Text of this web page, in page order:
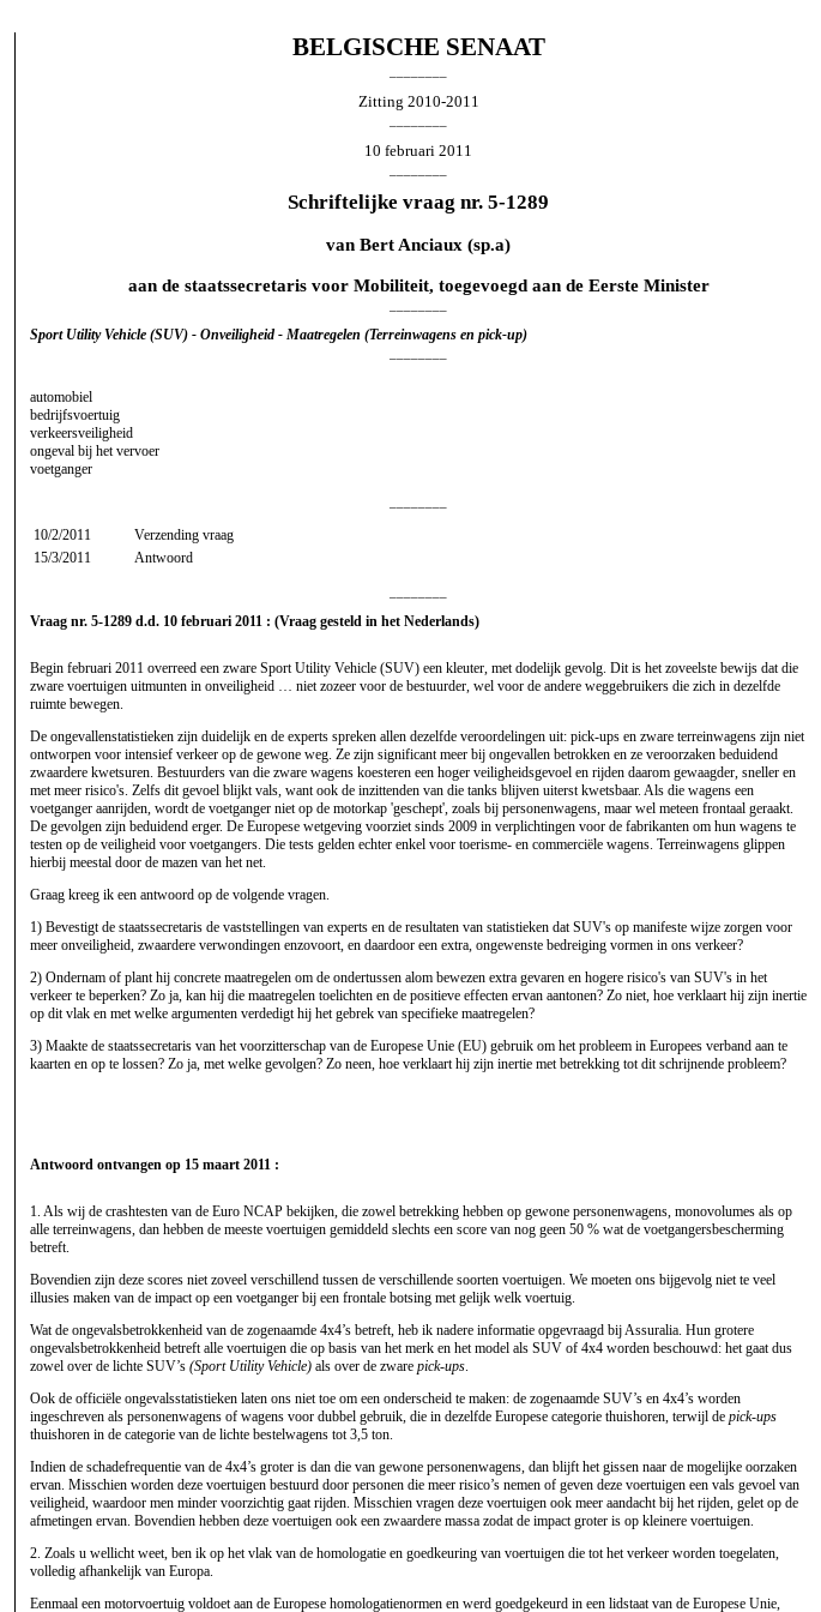
BELGISCHE SENAAT
Zitting 2010-2011
10 februari 2011
Schriftelijke vraag nr. 5-1289
van Bert Anciaux (sp.a)
aan de staatssecretaris voor Mobiliteit, toegevoegd aan de Eerste Minister
Sport Utility Vehicle (SUV) - Onveiligheid - Maatregelen (Terreinwagens en pick-up)
automobiel
bedrijfsvoertuig
verkeersveiligheid
ongeval bij het vervoer
voetganger
10/2/2011
Verzending vraag
15/3/2011
Antwoord
Vraag nr. 5-1289 d.d. 10 februari 2011 : (Vraag gesteld in het Nederlands)
Begin februari 2011 overreed een zware Sport Utility Vehicle (SUV) een kleuter, met dodelijk gevolg. Dit is het zoveelste bewijs dat die
zware voertuigen uitmunten in onveiligheid … niet zozeer voor de bestuurder, wel voor de andere weggebruikers die zich in dezelfde
ruimte bewegen.
De ongevallenstatistieken zijn duidelijk en de experts spreken allen dezelfde veroordelingen uit: pick-ups en zware terreinwagens zijn niet
ontworpen voor intensief verkeer op de gewone weg. Ze zijn significant meer bij ongevallen betrokken en ze veroorzaken beduidend
zwaardere kwetsuren. Bestuurders van die zware wagens koesteren een hoger veiligheidsgevoel en rijden daarom gewaagder, sneller en
met meer risico's. Zelfs dit gevoel blijkt vals, want ook de inzittenden van die tanks blijven uiterst kwetsbaar. Als die wagens een
voetganger aanrijden, wordt de voetganger niet op de motorkap 'geschept', zoals bij personenwagens, maar wel meteen frontaal geraakt.
De gevolgen zijn beduidend erger. De Europese wetgeving voorziet sinds 2009 in verplichtingen voor de fabrikanten om hun wagens te
testen op de veiligheid voor voetgangers. Die tests gelden echter enkel voor toerisme- en commerciële wagens. Terreinwagens glippen
hierbij meestal door de mazen van het net.
Graag kreeg ik een antwoord op de volgende vragen.
1) Bevestigt de staatssecretaris de vaststellingen van experts en de resultaten van statistieken dat SUV's op manifeste wijze zorgen voor
meer onveiligheid, zwaardere verwondingen enzovoort, en daardoor een extra, ongewenste bedreiging vormen in ons verkeer?
2) Ondernam of plant hij concrete maatregelen om de ondertussen alom bewezen extra gevaren en hogere risico's van SUV's in het
verkeer te beperken? Zo ja, kan hij die maatregelen toelichten en de positieve effecten ervan aantonen? Zo niet, hoe verklaart hij zijn inertie
op dit vlak en met welke argumenten verdedigt hij het gebrek van specifieke maatregelen?
3) Maakte de staatssecretaris van het voorzitterschap van de Europese Unie (EU) gebruik om het probleem in Europees verband aan te
kaarten en op te lossen? Zo ja, met welke gevolgen? Zo neen, hoe verklaart hij zijn inertie met betrekking tot dit schrijnende probleem?
Antwoord ontvangen op 15 maart 2011 :
1. Als wij de crashtesten van de Euro NCAP bekijken, die zowel betrekking hebben op gewone personenwagens, monovolumes als op
alle terreinwagens, dan hebben de meeste voertuigen gemiddeld slechts een score van nog geen 50 % wat de voetgangersbescherming
betreft.
Bovendien zijn deze scores niet zoveel verschillend tussen de verschillende soorten voertuigen. We moeten ons bijgevolg niet te veel
illusies maken van de impact op een voetganger bij een frontale botsing met gelijk welk voertuig.
Wat de ongevalsbetrokkenheid van de zogenaamde 4x4’s betreft, heb ik nadere informatie opgevraagd bij Assuralia. Hun grotere
ongevalsbetrokkenheid betreft alle voertuigen die op basis van het merk en het model als SUV of 4x4 worden beschouwd: het gaat dus
zowel over de lichte SUV’s (Sport Utility Vehicle) als over de zware pick-ups
Ook de officiële ongevalsstatistieken laten ons niet toe om een onderscheid te maken: de zogenaamde SUV’s en 4x4’s worden
ingeschreven als personenwagens of wagens voor dubbel gebruik, die in dezelfde Europese categorie thuishoren, terwijl de pick-ups
thuishoren in de categorie van de lichte bestelwagens tot 3,5 ton.
Indien de schadefrequentie van de 4x4’s groter is dan die van gewone personenwagens, dan blijft het gissen naar de mogelijke oorzaken
ervan. Misschien worden deze voertuigen bestuurd door personen die meer risico’s nemen of geven deze voertuigen een vals gevoel van
veiligheid, waardoor men minder voorzichtig gaat rijden. Misschien vragen deze voertuigen ook meer aandacht bij het rijden, gelet op de
afmetingen ervan. Bovendien hebben deze voertuigen ook een zwaardere massa zodat de impact groter is op kleinere voertuigen.
2. Zoals u wellicht weet, ben ik op het vlak van de homologatie en goedkeuring van voertuigen die tot het verkeer worden toegelaten,
volledig afhankelijk van Europa.
Eenmaal een motorvoertuig voldoet aan de Europese homologatienormen en werd goedgekeurd in een lidstaat van de Europese Unie,